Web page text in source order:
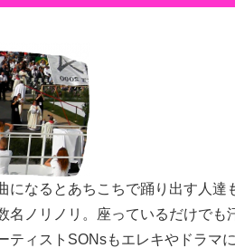
なるとあちこちで踊り出す人達
ノリノリ。座っているだけでも
ティストSONsもエレキやドラマ